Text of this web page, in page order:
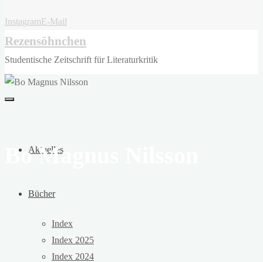
InstagramE-Mail
Rezensöhnchen
Studentische Zeitschrift für Literaturkritik
Aktuelles
Bücher
Index
Index 2025
Index 2024
Bo Magnus Nilsson